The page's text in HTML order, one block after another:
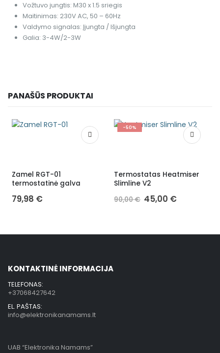
Vožtuvo jungtis: M30 x 1.5 sriegis
Maitinimas: 230V AC, 50 – 60Hz
Valdymo signalas: Įjungta / Išjungta
Galia: 3-4W/2-3W
PANAŠŪS PRODUKTAI
Zamel RGT-01
termostatinė galva
79,98 €
-50%
Termostatas Heatmiser
Slimline V2
90,00€ 45,00 €
KONTAKTINĖ INFORMACIJA
TELEFONAS:
+37068427642
EL. PAŠTAS:
info@elektronikanamams.lt
UAB “Elektronika Namams”